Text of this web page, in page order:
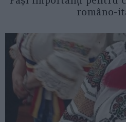
româno-